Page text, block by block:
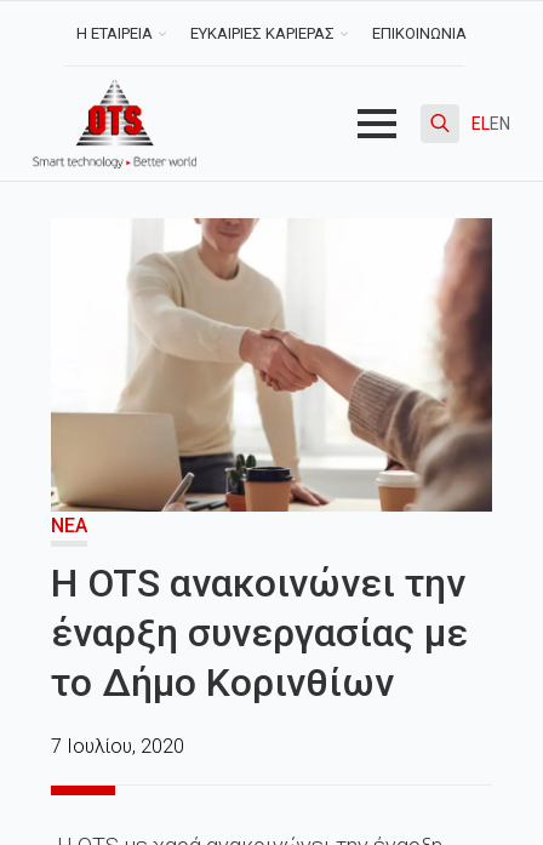
Η ΕΤΑΙΡΕΙΑ ΕΥΚΑΙΡΙΕΣ ΚΑΡΙΕΡΑΣ ΕΠΙΚΟΙΝΩΝΙΑ
ELEN
ΝΈΑ
H OTS ανακοινώνει την
έναρξη συνεργασίας με
το Δήμο Κορινθίων
7 Ιουλίου, 2020